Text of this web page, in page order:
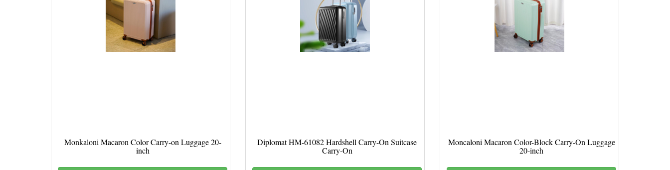
Monkaloni Macaron Color Carry-on Luggage 20-
inch
Diplomat HM-61082 Hardshell Carry-On Suitcase
Carry-On
Moncaloni Macaron Color-Block Carry-On Luggage
20-inch